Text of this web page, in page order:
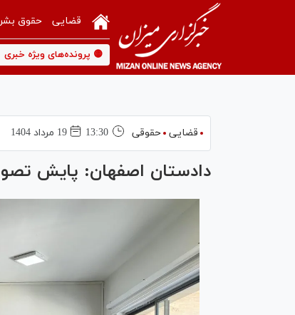
قضایی حقوق بشر
🟡 پرونده‌های ویژه خبری
قضایی حقوقی 13:30 19 مرداد 1404
دادستان اصفهان: پایش